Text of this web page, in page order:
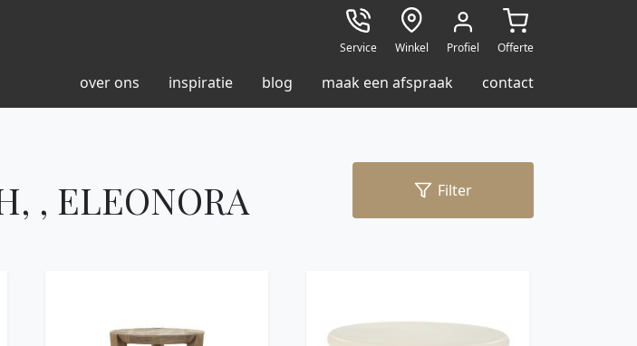
Service Winkel Profiel Offerte
over ons inspiratie blog maak een afspraak contact
, ELEONORA Filter